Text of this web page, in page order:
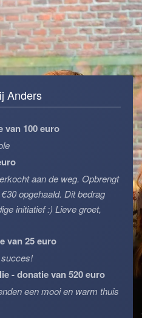
Anders
van 100 euro
aan de weg. Opbrengt
opgehaald. Dit bedrag
initiatief :) Lieve groet,
van 25 euro
succes!
- donatie van 520 euro
een mooi en warm thuis